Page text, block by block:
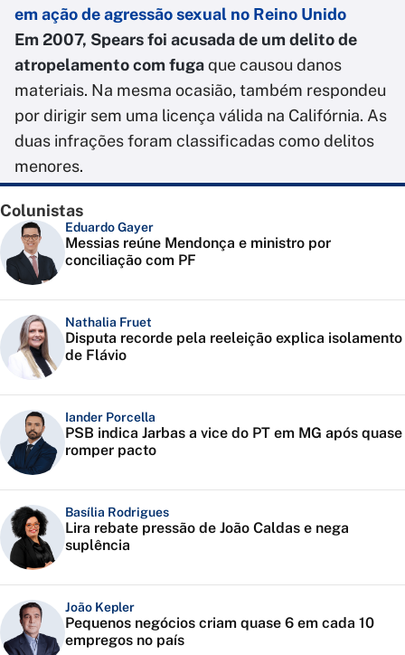
em ação de agressão sexual no Reino Unido
Em 2007, Spears foi acusada de um delito de
atropelamento com fugaque causou danos
materiais. Na mesma ocasião, também respondeu
por dirigir sem uma licença válida na Califórnia. As
duas infrações foram classificadas como delitos
menores.
Colunistas
Eduardo Gayer
Messias reúne Mendonça e ministro por
conciliação com PF
Nathalia Fruet
Disputa recorde pela reeleição explica isolamento
de Flávio
Iander Porcella
PSB indica Jarbas a vice do PT em MG após quase
romper pacto
Basília Rodrigues
Lira rebate pressão de João Caldas e nega
suplência
João Kepler
Pequenos negócios criam quase 6 em cada 10
empregos no país